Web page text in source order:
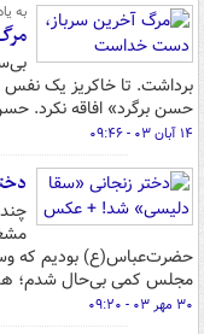
به
برداشت. تا خاکریز یک نفس
حسن برگرد» افاقه نکرد.
۱۴ آبان ۰۳ - ۰۹:۴۶
حضرت‌عباس(ع) بودیم که
مجلس کمی بی‌حال شدم‌؛
۳۰ مهر ۰۳ - ۰۹:۲۰